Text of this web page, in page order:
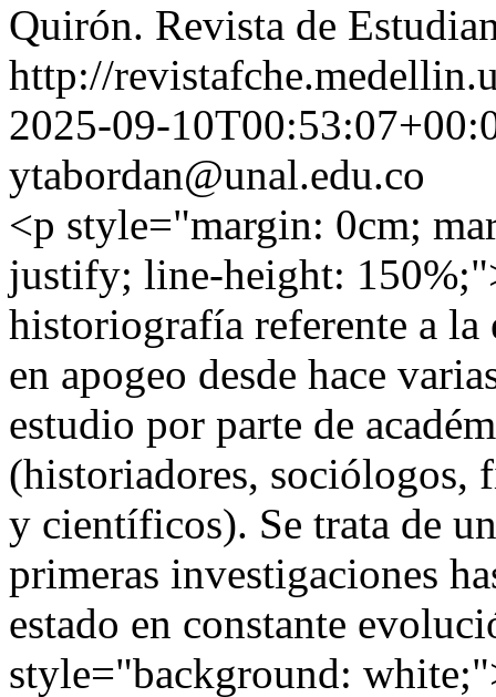
Quirón. Revista de
http://
2025-09-
ytabordan@unal.edu.co
<p style="margin: 0cm;
justify; line-height:
historiografía referente a la
en apogeo desde hace
estudio por parte de
(historiadores, sociólogos,
y científicos). Se trata de
primeras investigaciones
estado en constante
style="background: